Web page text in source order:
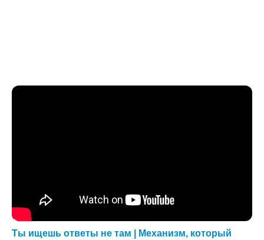
Ты ищешь ответы не там | Механизм, который